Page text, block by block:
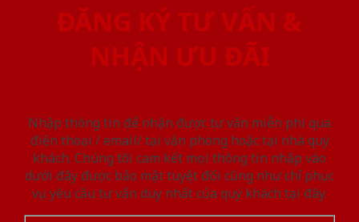
ĐĂNG KÝ TƯ VẤN &
NHẬN ƯU ĐÃI
Nhập thông tin để nhận được tư vấn miễn phí qua
điện thoại / email/ tại văn phòng hoặc tại nhà quý
khách. Chúng tôi cam kết mọi thông tin nhập vào
dưới đây được bảo mật tuyệt đối cũng như chỉ phục
vụ yêu cầu tư vấn duy nhất của quý khách tại đây.